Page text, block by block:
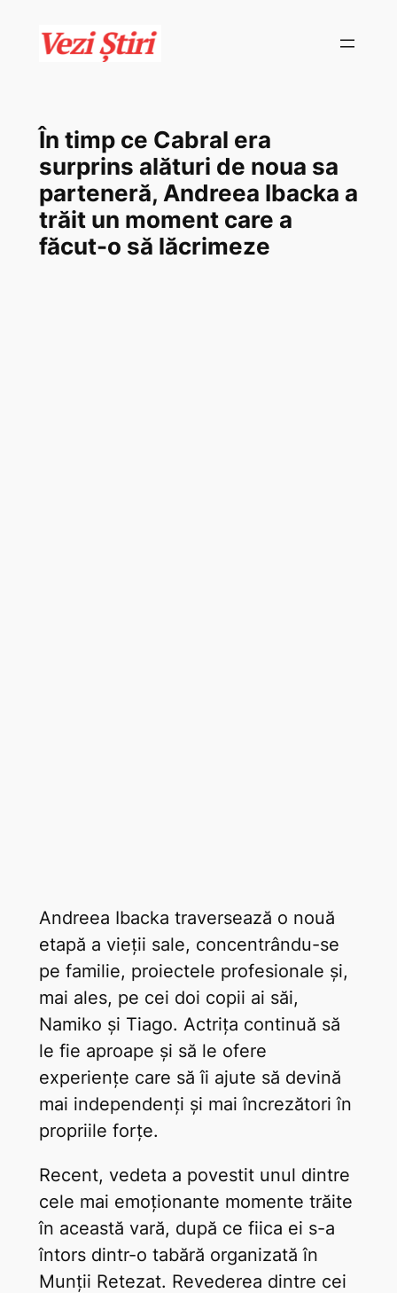
În timp ce Cabral era
surprins alături de noua sa
parteneră, Andreea Ibacka a
trăit un moment care a
făcut-o să lăcrimeze
Andreea Ibacka traversează o nouă
etapă a vieții sale, concentrându-se
pe familie, proiectele profesionale și,
mai ales, pe cei doi copii ai săi,
Namiko și Tiago. Actrița continuă să
le fie aproape și să le ofere
experiențe care să îi ajute să devină
mai independenți și mai încrezători în
propriile forțe.
Recent, vedeta a povestit unul dintre
cele mai emoționante momente trăite
în această vară, după ce fiica ei s-a
întors dintr-o tabără organizată în
Munții Retezat. Revederea dintre cei